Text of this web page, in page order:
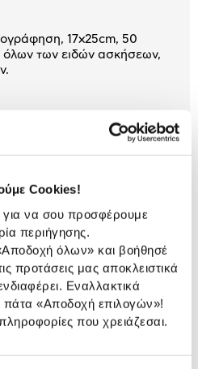
Cookies!
να σου προσφέρουμε
περιήγησης.
όλων» και βοήθησέ
προτάσεις μας αποκλειστικά
Εναλλακτικά
πάτα «Αποδοχή επιλογών»!
που χρειάζεσαι.
17x25cm, 50
όλων των ειδών ασκήσεων,
17x25 cm